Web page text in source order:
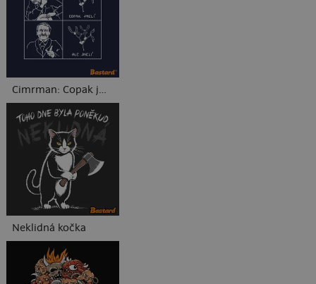
Cimrman: Copak jmelí
Neklidná kočka